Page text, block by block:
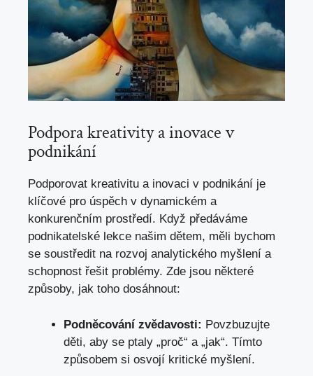
Podpora kreativity a ⁢inovace v
‍podnikání
Podporovat kreativitu a inovaci v podnikání je
klíčové pro úspěch v⁣ dynamickém a
‍konkurenčním prostředí. Když předáváme
podnikatelské lekce našim dětem,​ měli bychom
se soustředit na rozvoj ​analytického myšlení a
schopnost řešit problémy. Zde jsou ​některé
způsoby, jak toho ‍dosáhnout:
Podněcování zvědavosti: Povzbuzujte
děti, aby se ptaly ‌„proč“ a ‍„jak“. Tímto
způsobem si osvojí kritické myšlení.